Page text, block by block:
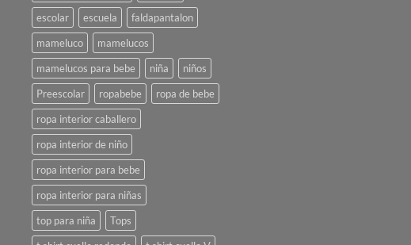
escolar
escuela
faldapantalon
mameluco
mamelucos
mamelucos para bebe
niña
niños
Preescolar
ropabebe
ropa de bebe
ropa interior caballero
ropa interior de niño
ropa interior para bebe
ropa interior para niñas
top para niña
Tops